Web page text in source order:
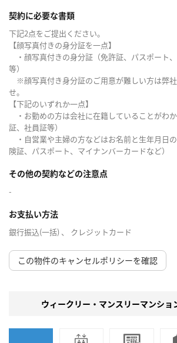
契約に必要な書類
下記2点をご提出ください。
【顔写真付きの身分証を一点】
・顔写真付きの身分証（免許証、パスポート
等）
※顔写真付き身分証のご用意が難しい方は弊
せ。
【下記のいずれか一点】
・お勤めの方は会社に在籍していることがわ
証、社員証等）
・自営業や主婦の方などはお名前と生年月日
険証、パスポート、マイナンバーカードなど）
その他の契約などの注意点
-
お支払い方法
銀行振込(一括) 、 クレジットカード
この物件のキャンセルポリシーを確認
ウィークリー・マンスリーマンショ